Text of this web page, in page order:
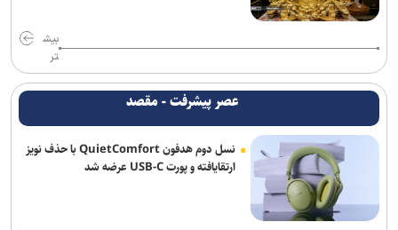
بیش
تر
عصر پیشرفت - مقصد
نسل دوم هدفون QuietComfort با حذف نویز
ارتقایافته و پورت USB-C عرضه شد